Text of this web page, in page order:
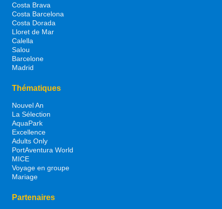
Costa Brava
Costa Barcelona
Costa Dorada
Lloret de Mar
Calella
Salou
Barcelone
Madrid
Thématiques
Nouvel An
La Sélection
AquaPark
Excellence
Adults Only
PortAventura World
MICE
Voyage en groupe
Mariage
Partenaires